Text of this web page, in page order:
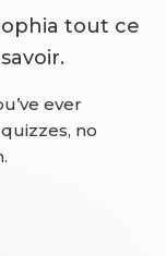
tout ce
ever
no